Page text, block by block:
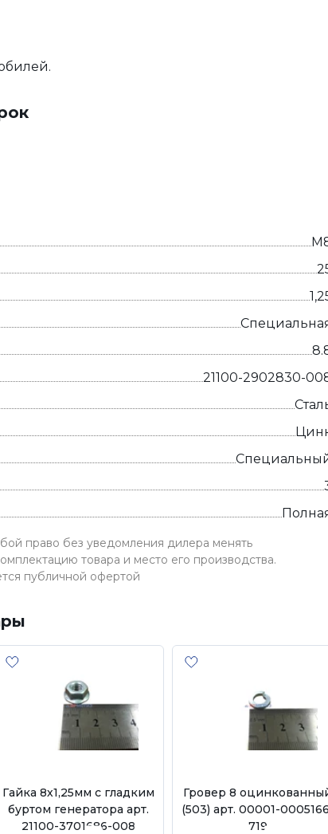
21100-2902830-
право без уведомления дилера менять
товара и место его производства.
публичной офертой
Гайка 8х1,25мм с гладким
буртом генератора арт.
21100-3701686-008
Гровер 8
(503) арт. 00001-
719